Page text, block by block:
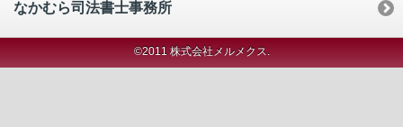
なかむら司法書士事務所
©2011 株式会社メルメクス.